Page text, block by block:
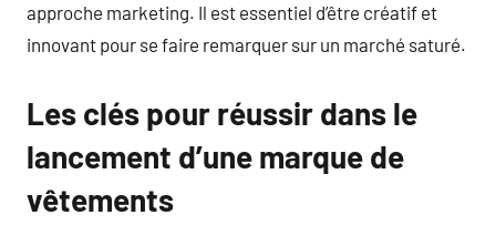
approche marketing. Il est essentiel d’être créatif et
innovant pour se faire remarquer sur un marché saturé.
Les clés pour réussir dans le
lancement d’une marque de
vêtements